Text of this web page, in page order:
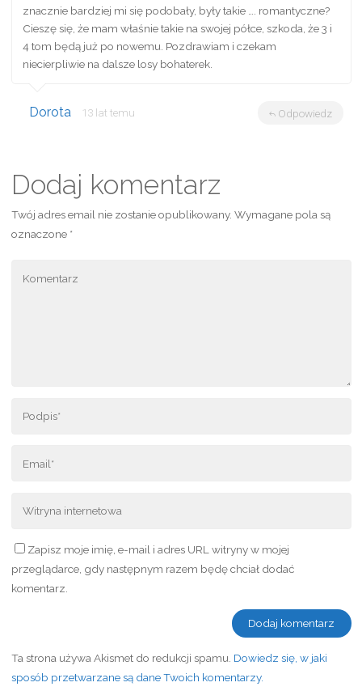
znacznie bardziej mi się podobały, były takie …. romantyczne?
Cieszę się, że mam właśnie takie na swojej półce, szkoda, że 3 i
4 tom będą już po nowemu. Pozdrawiam i czekam
niecierpliwie na dalsze losy bohaterek.
Dorota 13 lat temu Odpowiedz
Dodaj komentarz
Twój adres email nie zostanie opublikowany. Wymagane pola są
oznaczone *
Zapisz moje imię, e-mail i adres URL witryny w mojej
przeglądarce, gdy następnym razem będę chciał dodać
komentarz.
Ta strona używa Akismet do redukcji spamu. Dowiedz się, w jaki
sposób przetwarzane są dane Twoich komentarzy.